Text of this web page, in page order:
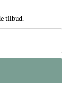
tilbud.